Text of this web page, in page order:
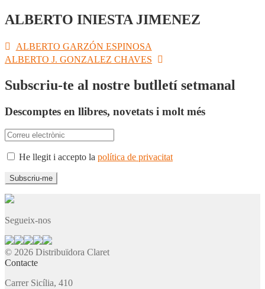
ALBERTO INIESTA JIMENEZ
Navegació
d'entrades
Entrada
anterior:
ALBERTO GARZÓN ESPINOSA
Pròxima
ALBERTO J. GONZALEZ CHAVES
Subscriu-te al nostre butlletí setmanal
Descomptes en llibres, novetats i molt més
He llegit i accepto la política de privacitat
Segueix-nos
© 2026 Distribuïdora Claret
Contacte
Carrer Sicília, 410